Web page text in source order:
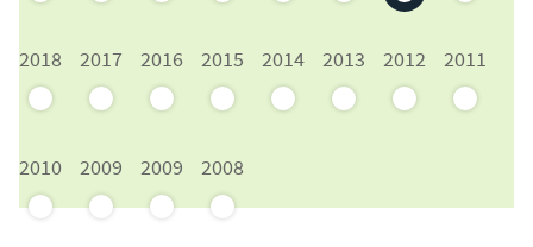
2018 2017 2016 2015 2014 2013 2012 2011
2010 2009 2009 2008